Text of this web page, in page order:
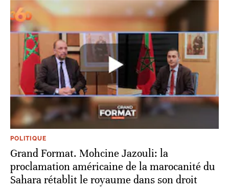
POLITIQUE
Grand Format. Mohcine Jazouli: la
proclamation américaine de la marocanité du
Sahara rétablit le royaume dans son droit